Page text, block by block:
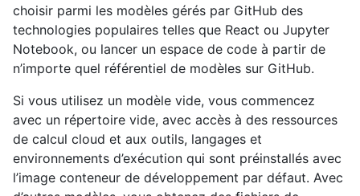
choisir parmi les modèles gérés par GitHub des
technologies populaires telles que React ou Jupyter
Notebook, ou lancer un espace de code à partir de
n’importe quel référentiel de modèles sur GitHub.
Si vous utilisez un modèle vide, vous commencez
avec un répertoire vide, avec accès à des ressources
de calcul cloud et aux outils, langages et
environnements d’exécution qui sont préinstallés avec
l’image conteneur de développement par défaut. Avec